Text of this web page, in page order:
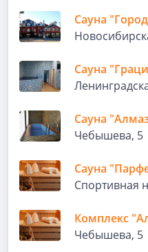
Сауна
Сауна
Сауна
Чебышева, 5
Сауна
Спортивная
Комплекс
Чебышева, 5